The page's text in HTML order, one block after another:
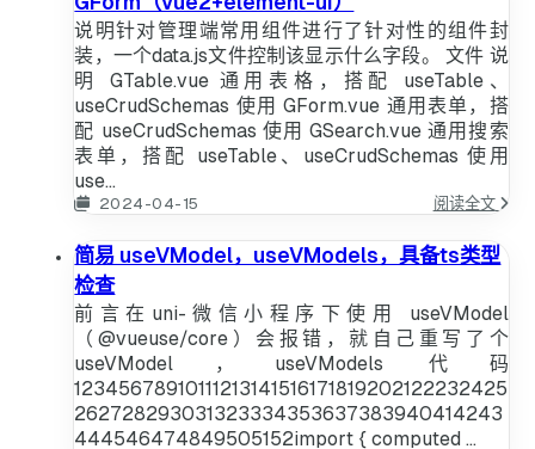
说明针对管理端常用组件进行了针对性的组件封
装，一个data.js文件控制该显示什么字段。 文件 说
明 GTable.vue 通用表格，搭配 useTable、
useCrudSchemas 使用 GForm.vue 通用表单，搭
配 useCrudSchemas 使用 GSearch.vue 通用搜索
表单，搭配 useTable、useCrudSchemas 使用
use...
2024-04-15 阅读全文管
后
台
用
渲
染
组
件
简易 useVModel，useVModels，具备ts类型
检查
前言在uni-微信小程序下使用 useVModel
（@vueuse/core）会报错，就自己重写了个
useVModel，useVModels 代码
12345678910111213141516171819202122232425
262728293031323334353637383940414243
444546474849505152import { computed ...